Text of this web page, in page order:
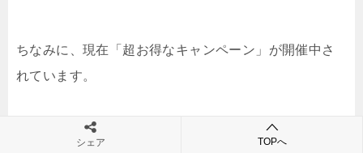
ちなみに、現在「超お得なキャンペーン」が開催中さ
れています。
シェア TOPへ